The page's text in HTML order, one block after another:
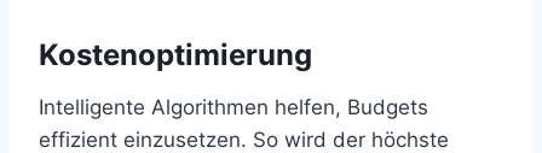
Kostenoptimierung
Intelligente Algorithmen helfen, Budgets
effizient einzusetzen. So wird der höchste